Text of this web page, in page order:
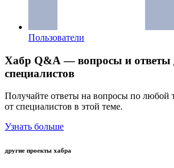
Пользователи
Хабр Q&A — вопросы и ответы
специалистов
Получайте ответы на вопросы по любой
от специалистов в этой теме.
Узнать больше
другие проекты хабра